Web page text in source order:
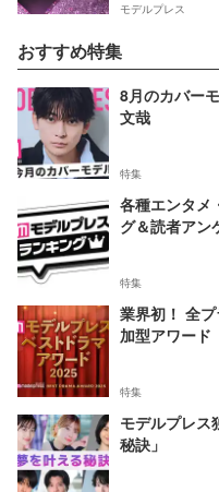
モデルプレス
おすすめ特集
8月のカバー
文哉
特集
各種エンタメ
グ＆読者アン
特集
業界初！ 全
加型アワード
特集
モデルプレス
秘訣」